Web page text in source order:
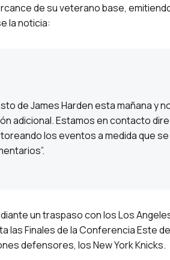
de su veterano base,
la noticia:
de James Harden esta mañana y
adicional. Estamos en contacto
los eventos a medida que se
un traspaso con los Los
Finales de la Conferencia Este de
defensores, los New York Knicks.